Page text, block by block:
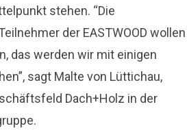
stehen. “Die
der EASTWOOD wollen
das werden wir mit einigen
sagt Malte von Lüttichau,
Dach+Holz in der